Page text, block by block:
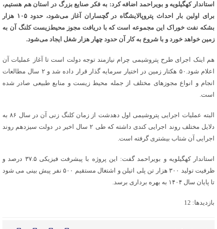
استاندار کهگیلویه و بویراحمد اضافه کرد: به فکر صنایع بزرگ در استان هم هستیم،
برای اولین بار احداث پتروپالایشگاه در گچساران آغاز می‌شود، حدود ۱۰۵ هزار
بشکه نفت خوراک این مجموعه است که با دریافت مجوز محیط‌زیست کلنگ آن به
زمین خواهد خورد و با شروع به کار آن حدود چهار هزار شغل ایجاد می‌شود.
هم اینک اجرای طرح پتروشیمی چرام نیازمند توجه دولت است تا آغاز عملیات آن
اعلام شود.۵۰ هکتار زمین در اختیار سرمایه گذار قرار داده شد و ۲ سال مطالعات
انجام و انواع مجوزهای مختلف از جمله محیط زیست و منابع طبیعی صادر شده
است.
البته عملیات اجرایی پتروشیمی اول دهدشت از زمان کلنگ زنی آن در سال ۸۶ به
دلایل مختلف روند اجرایی کندی داشته که طی ۲ سال اخیر در دولت سیزدهم روند
اجرایی آن شتاب بیشتری گرفته است.
استاندار کهگیلویه و بویراحمد گفت: این پروژه با پیشرفت فیزیکی ۳۷.۵ درصد و
ظرفیت تولید ۳۰۰ هزار تن پلی اتیلن و اشتغال مستقیم ۵۰۰ نفر پیش بینی می شود
تا پایان سال ۱۴۰۴ به بهره برداری برسد.
بازدیدها: 12